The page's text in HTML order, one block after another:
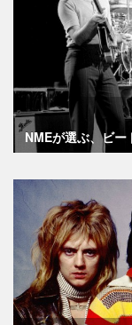
NMEが選ぶ、ビ